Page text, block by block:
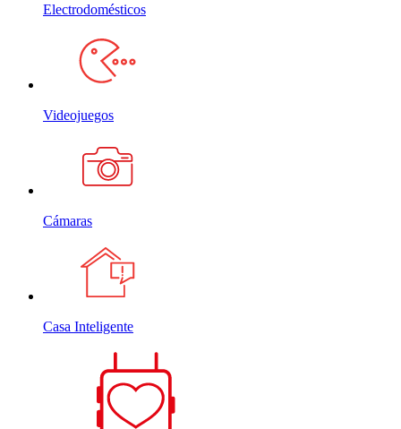
Electrodomésticos
Videojuegos
Cámaras
Casa Inteligente